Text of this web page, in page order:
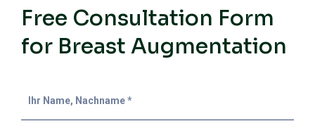
Free Consultation Form
for Breast Augmentation